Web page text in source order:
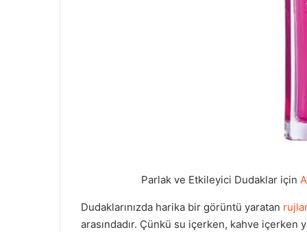
Parlak ve Etkileyici Dudaklar için
Dudaklarınızda harika bir görüntü yaratan rujlar
arasındadır. Çünkü su içerken, kahve içerken